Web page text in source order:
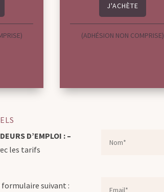
J'ACHÈTE
(ADHÉSION NON COMPRISE)
D’EMPLOI : –
les tarifs
suivant :